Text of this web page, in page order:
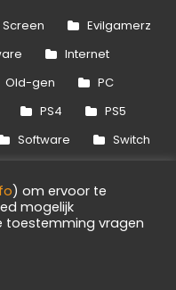
Screen
Evilgamerz
Internet
Old-gen
PC
PS4
PS5
Software
Switch
Xbox Series
) om ervoor te
mogelijk
toestemming vragen